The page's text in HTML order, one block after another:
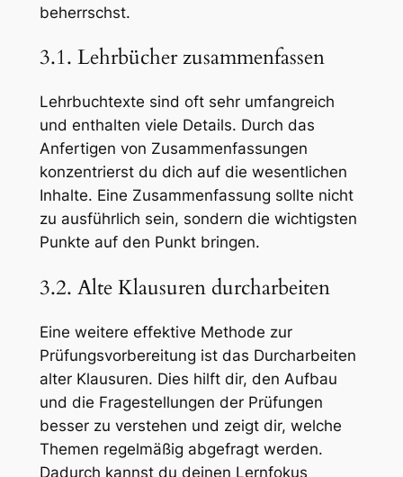
beherrschst.
3.1. Lehrbücher zusammenfassen
Lehrbuchtexte sind oft sehr umfangreich
und enthalten viele Details. Durch das
Anfertigen von Zusammenfassungen
konzentrierst du dich auf die wesentlichen
Inhalte. Eine Zusammenfassung sollte nicht
zu ausführlich sein, sondern die wichtigsten
Punkte auf den Punkt bringen.
3.2. Alte Klausuren durcharbeiten
Eine weitere effektive Methode zur
Prüfungsvorbereitung ist das Durcharbeiten
alter Klausuren. Dies hilft dir, den Aufbau
und die Fragestellungen der Prüfungen
besser zu verstehen und zeigt dir, welche
Themen regelmäßig abgefragt werden.
Dadurch kannst du deinen Lernfokus